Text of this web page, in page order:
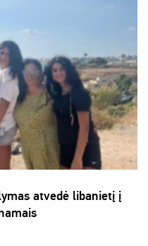
atvedė libanietį į